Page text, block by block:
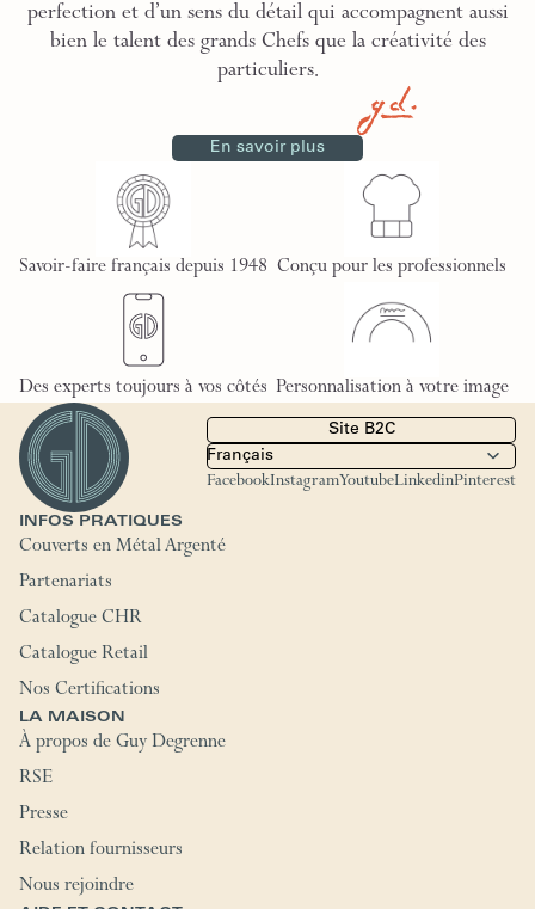
perfection et d’un sens du détail qui accompagnent aussi
bien le talent des grands Chefs que la créativité des
particuliers.
En savoir plus
Savoir-faire français depuis 1948 Conçu pour les professionnels
Des experts toujours à vos côtés Personnalisation à votre image
Site B2C
FacebookInstagramYoutubeLinkedinPinterest
INFOS PRATIQUES
Couverts en Métal Argenté
Partenariats
Catalogue CHR
Catalogue Retail
Nos Certifications
LA MAISON
À propos de Guy Degrenne
RSE
Presse
Relation fournisseurs
Nous rejoindre